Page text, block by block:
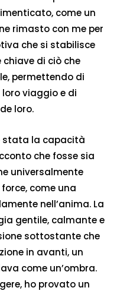
come un
rimasto con me per
che si stabilisce
di ciò che
permettendo di
viaggio e di
loro.
stata la capacità
che fosse sia
universalmente
come una
nell’anima. La
gentile, calmante e
sottostante che
in avanti, un
come un’ombra.
ho provato un